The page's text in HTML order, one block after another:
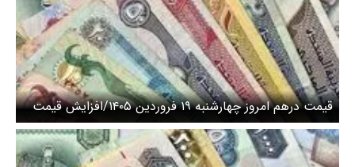
قیمت درهم امروز چهارشنبه ۱۹ فروردین ۱۴۰۵/افزایش قیمت
درهم